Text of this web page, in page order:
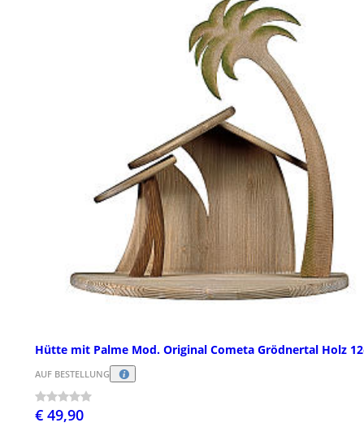
Hütte mit Palme Mod. Original Cometa Grödnertal Holz
AUF BESTELLUNG
€ 49,90